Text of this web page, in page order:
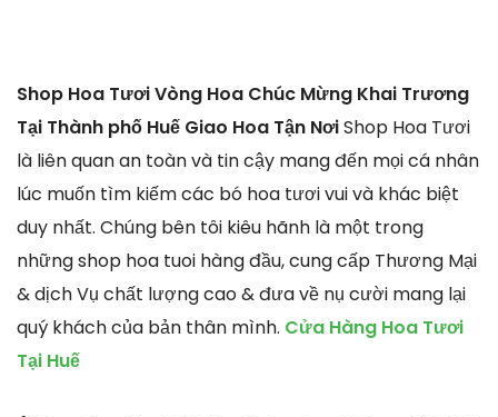
Shop Hoa Tươi Vòng Hoa Chúc Mừng Khai Trương
Tại Thành phố Huế Giao Hoa Tận NơiShop Hoa Tươi
là liên quan an toàn và tin cậy mang đến mọi cá nhân
lúc muốn tìm kiếm các bó hoa tươi vui và khác biệt
duy nhất. Chúng bên tôi kiêu hãnh là một trong
những shop hoa tuoi hàng đầu, cung cấp Thương Mại
& dịch Vụ chất lượng cao & đưa về nụ cười mang lại
quý khách của bản thân mình. Cửa Hàng Hoa Tươi
Tại Huế